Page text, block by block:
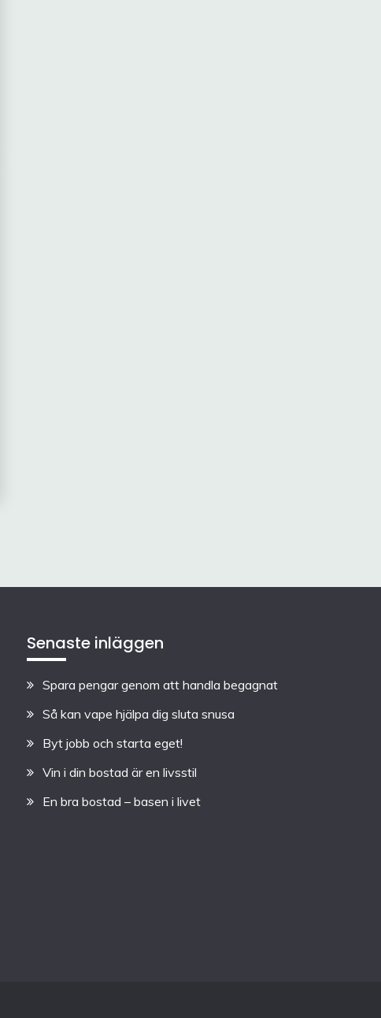
Senaste inläggen
Spara pengar genom att handla begagnat
Så kan vape hjälpa dig sluta snusa
Byt jobb och starta eget!
Vin i din bostad är en livsstil
En bra bostad – basen i livet